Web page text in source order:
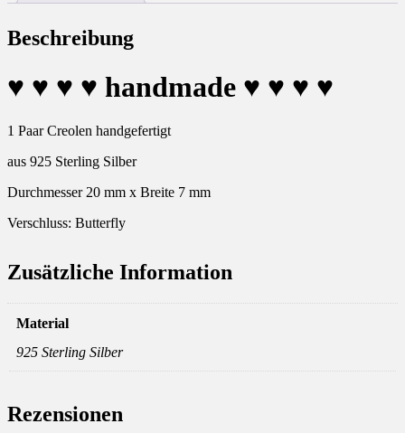
Beschreibung
♥ ♥ ♥ ♥ handmade ♥ ♥ ♥ ♥
1 Paar Creolen handgefertigt
aus 925 Sterling Silber
Durchmesser 20 mm x Breite 7 mm
Verschluss: Butterfly
Zusätzliche Information
Material
925 Sterling Silber
Rezensionen